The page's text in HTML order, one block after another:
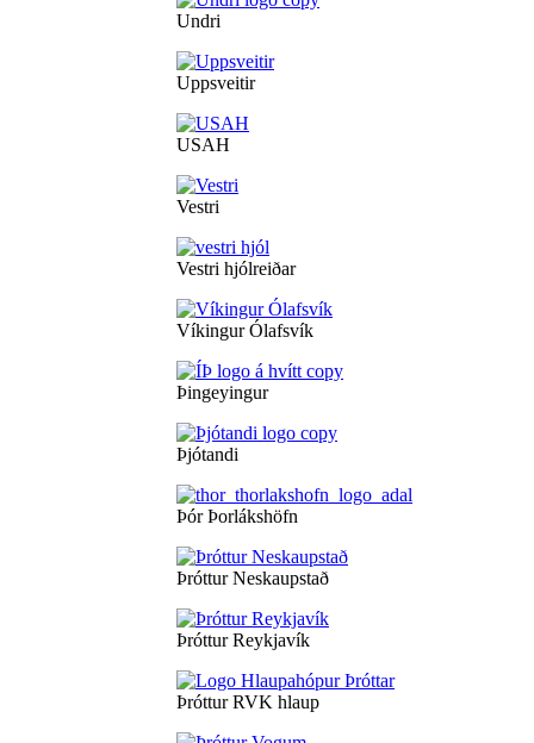
Undri
Uppsveitir
USAH
Vestri
Vestri hjólreiðar
Víkingur Ólafsvík
Þingeyingur
Þjótandi
Þór Þorlákshöfn
Þróttur Neskaupstað
Þróttur Reykjavík
Þróttur RVK hlaup